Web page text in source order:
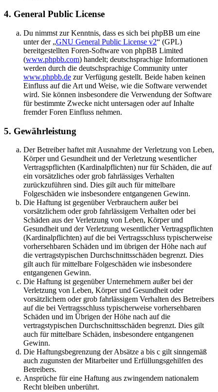
4. General Public License
Du nimmst zur Kenntnis, dass es sich bei phpBB um eine
unter der „GNU General Public License v2“ (GPL)
bereitgestellten Foren-Software von phpBB Limited
(www.phpbb.com) handelt; deutschsprachige Informationen
werden durch die deutschsprachige Community unter
www.phpbb.de zur Verfügung gestellt. Beide haben keinen
Einfluss auf die Art und Weise, wie die Software verwendet
wird. Sie können insbesondere die Verwendung der Software
für bestimmte Zwecke nicht untersagen oder auf Inhalte
fremder Foren Einfluss nehmen.
5. Gewährleistung
Der Betreiber haftet mit Ausnahme der Verletzung von Leben,
Körper und Gesundheit und der Verletzung wesentlicher
Vertragspflichten (Kardinalpflichten) nur für Schäden, die auf
ein vorsätzliches oder grob fahrlässiges Verhalten
zurückzuführen sind. Dies gilt auch für mittelbare
Folgeschäden wie insbesondere entgangenen Gewinn.
Die Haftung ist gegenüber Verbrauchern außer bei
vorsätzlichem oder grob fahrlässigem Verhalten oder bei
Schäden aus der Verletzung von Leben, Körper und
Gesundheit und der Verletzung wesentlicher Vertragspflichten
(Kardinalpflichten) auf die bei Vertragsschluss typischerweise
vorhersehbaren Schäden und im übrigen der Höhe nach auf
die vertragstypischen Durchschnittsschäden begrenzt. Dies
gilt auch für mittelbare Folgeschäden wie insbesondere
entgangenen Gewinn.
Die Haftung ist gegenüber Unternehmern außer bei der
Verletzung von Leben, Körper und Gesundheit oder
vorsätzlichem oder grob fahrlässigem Verhalten des Betreibers
auf die bei Vertragsschluss typischerweise vorhersehbaren
Schäden und im Übrigen der Höhe nach auf die
vertragstypischen Durchschnittsschäden begrenzt. Dies gilt
auch für mittelbare Schäden, insbesondere entgangenen
Gewinn.
Die Haftungsbegrenzung der Absätze a bis c gilt sinngemäß
auch zugunsten der Mitarbeiter und Erfüllungsgehilfen des
Betreibers.
Ansprüche für eine Haftung aus zwingendem nationalem
Recht bleiben unberührt.